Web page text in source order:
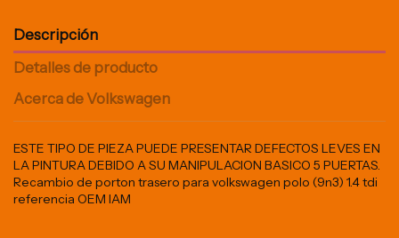
Descripción
Detalles de producto
Acerca de Volkswagen
ESTE TIPO DE PIEZA PUEDE PRESENTAR DEFECTOS LEVES EN
LA PINTURA DEBIDO A SU MANIPULACION BASICO 5 PUERTAS.
Recambio de porton trasero para volkswagen polo (9n3) 1.4 tdi
referencia OEM IAM